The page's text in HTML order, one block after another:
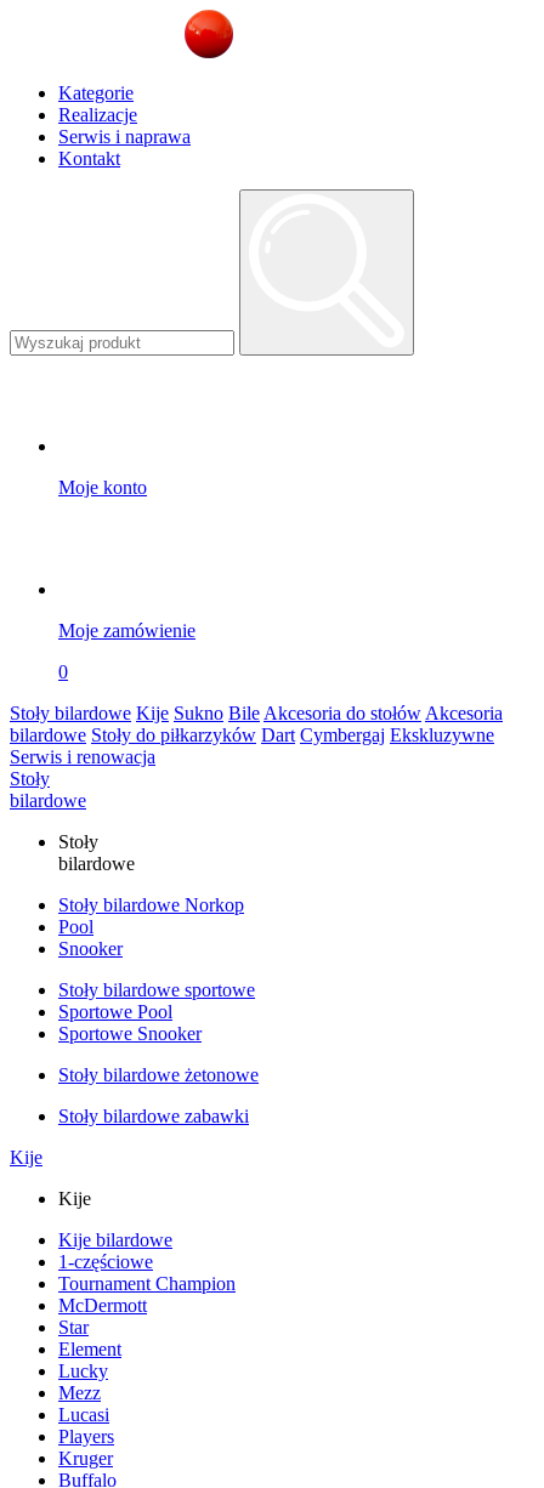
Kategorie
Realizacje
Serwis i naprawa
Kontakt
Moje konto
Moje zamówienie
0
Stoły bilardowe Kije Sukno Bile Akcesoria do stołów Akcesoria
bilardowe Stoły do piłkarzyków Dart Cymbergaj Ekskluzywne
Serwis i renowacja
Stoły
bilardowe
Stoły
bilardowe
Stoły bilardowe Norkop
Pool
Snooker
Stoły bilardowe sportowe
Sportowe Pool
Sportowe Snooker
Stoły bilardowe żetonowe
Stoły bilardowe zabawki
Kije
Kije
Kije bilardowe
1-częściowe
Tournament Champion
McDermott
Star
Element
Lucky
Mezz
Lucasi
Players
Kruger
Buffalo